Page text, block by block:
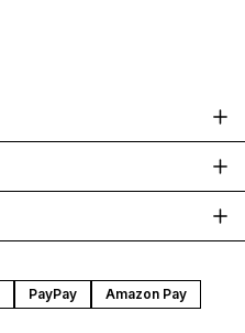
PayPay
Amazon Pay